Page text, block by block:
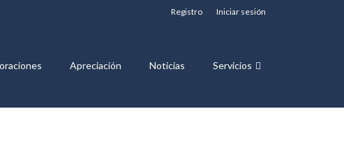
Registro Iniciar sesión
Apreciación Noticias Servicios